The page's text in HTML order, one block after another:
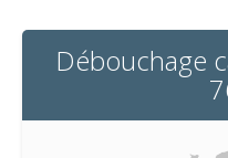
Débouchage